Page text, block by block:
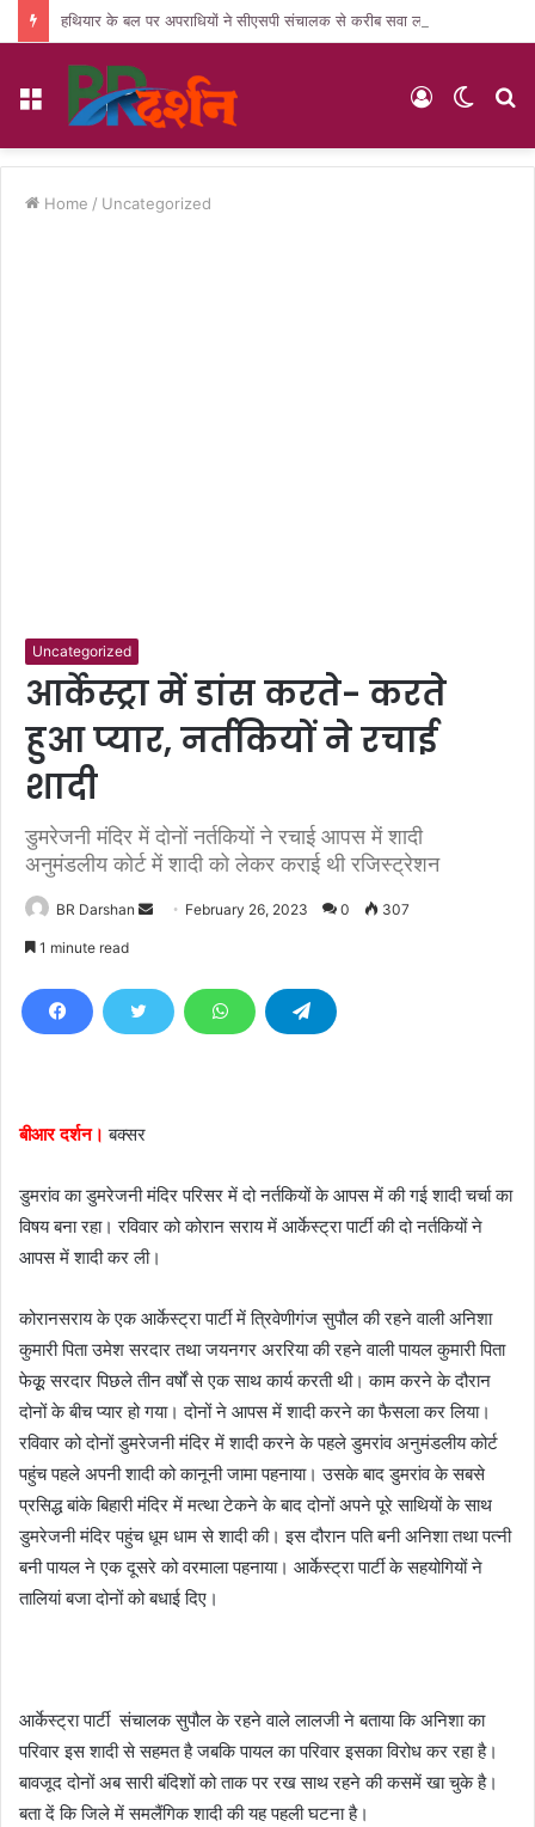
Menu
Switch
Log
Home / Uncategorized
Uncategorized
आर्केस्ट्रा में डांस करते- करते
हुआ प्यार, नर्तकियों ने रचाई
शादी
डुमरेजनी मंदिर में दोनों नर्तकियों ने रचाई आपस में शादी
अनुमंडलीय कोर्ट में शादी को लेकर कराई थी रजिस्ट्रेशन
BR Darshan
d
l
February 26, 2023 0 307
1 minute read
बीआर दर्शन। बक्सर
डुमरांव का डुमरेजनी मंदिर परिसर में दो नर्तकियों के आपस में की गई शादी चर्चा का
विषय बना रहा। रविवार को कोरान सराय में आर्केस्ट्रा पार्टी की दो नर्तकियों ने
आपस में शादी कर ली।
कोरानसराय के एक आर्केस्ट्रा पार्टी में त्रिवेणीगंज सुपौल की रहने वाली अनिशा
कुमारी पिता उमेश सरदार तथा जयनगर अररिया की रहने वाली पायल कुमारी पिता
फेकूू सरदार पिछले तीन वर्षों से एक साथ कार्य करती थी। काम करने के दौरान
दोनों के बीच प्यार हो गया। दोनों ने आपस में शादी करने का फैसला कर लिया।
रविवार को दोनों डुमरेजनी मंदिर में शादी करने के पहले डुमरांव अनुमंडलीय कोर्ट
पहुंच पहले अपनी शादी को कानूनी जामा पहनाया। उसके बाद डुमरांव के सबसे
प्रसिद्ध बांके बिहारी मंदिर में मत्था टेकने के बाद दोनों अपने पूरे साथियों के साथ
डुमरेजनी मंदिर पहुंच धूम धाम से शादी की। इस दौरान पति बनी अनिशा तथा पत्नी
बनी पायल ने एक दूसरे को वरमाला पहनाया। आर्केस्ट्रा पार्टी के सहयोगियों ने
तालियां बजा दोनों को बधाई दिए।
आर्केस्ट्रा पार्टी संचालक सुपौल के रहने वाले लालजी ने बताया कि अनिशा का
परिवार इस शादी से सहमत है जबकि पायल का परिवार इसका विरोध कर रहा है।
बावजूद दोनों अब सारी बंदिशों को ताक पर रख साथ रहने की कसमें खा चुके है।
बता दें कि जिले में समलैंगिक शादी की यह पहली घटना है।